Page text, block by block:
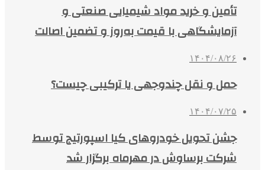
تأمین و خرید مواد شیمیایی صنعتی و
آزمایشگاهی با قیمت به‌روز و تضمین اصالت
۱۴۰۴/۰۸/۲۶
حمل و نقل چندوجهی یا ترکیبی چیست؟
۱۴۰۴/۰۷/۲۵
جشن تحویل خودروهای کیا اسپورتیج توسط
شرکت برساوش در مهرماه برگزار شد